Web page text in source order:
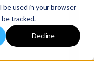
be used in your browser
tracked.
Decline
?